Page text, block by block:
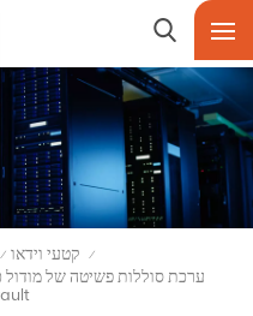
/ קטעי וידאו /